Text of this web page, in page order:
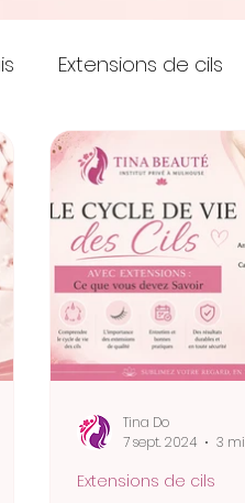
Extensions de cils
Extensions de cils
Tina Do
7 sept. 2024
3